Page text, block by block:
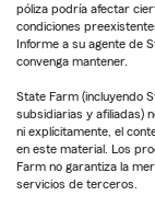
póliza podría afectar
condiciones
Informe a su agente de
convenga mantener.
State Farm (incluyendo
subsidiarias y afiliadas)
ni explícitamente, el
en este material. Los
Farm no garantiza la
servicios de terceros.